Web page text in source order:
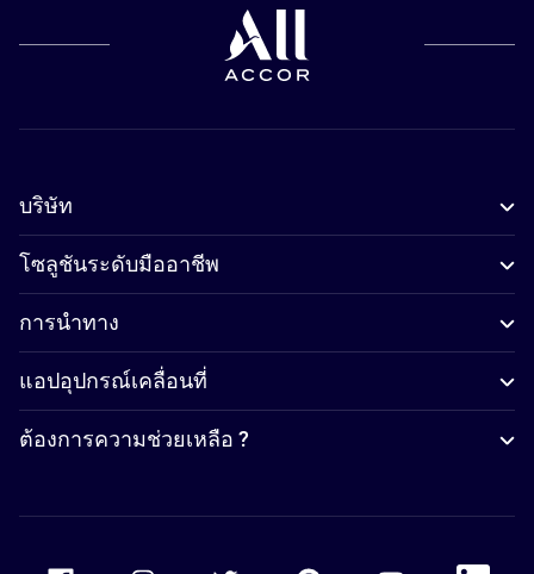
บริษัท
โซลูชันระดับมืออาชีพ
การนำทาง
แอปอุปกรณ์เคลื่อนที่
ต้องการความช่วยเหลือ ?
Accor Youtube
Accor